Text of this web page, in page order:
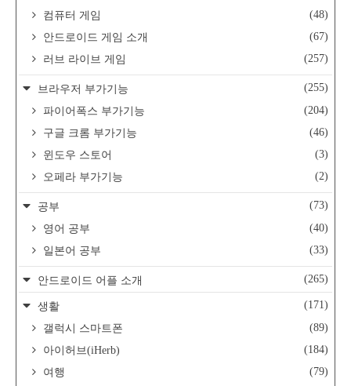
컴퓨터 게임
(48)
안드로이드 게임 소개
(67)
러브 라이브 게임
(257)
브라우저 부가기능
(255)
파이어폭스 부가기능
(204)
구글 크롬 부가기능
(46)
윈도우 스토어
(3)
오페라 부가기능
(2)
공부
(73)
영어 공부
(40)
일본어 공부
(33)
안드로이드 어플 소개 (265)
생활
(171)
갤럭시 스마트폰
(89)
아이허브(iHerb)
(184)
여행
(79)